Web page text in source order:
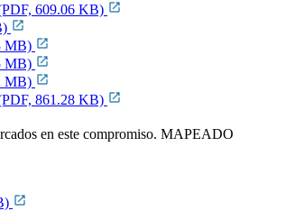
609.06 KB)
MB)
MB)
MB)
861.28 KB)
en este compromiso. MAPEADO